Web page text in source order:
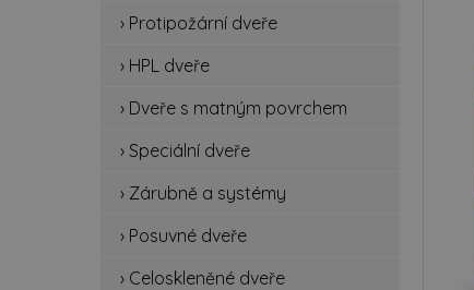
› Protipožární dveře
› HPL dveře
› Dveře s matným povrchem
› Speciální dveře
› Zárubně a systémy
› Posuvné dveře
› Celoskleněné dveře